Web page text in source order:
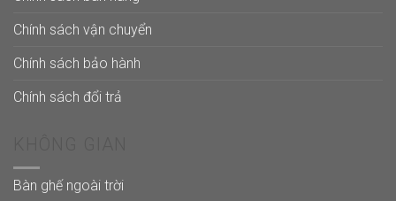
Chính sách vận chuyển
Chính sách bảo hành
Chính sách đổi trả
Bàn ghế ngoài trời